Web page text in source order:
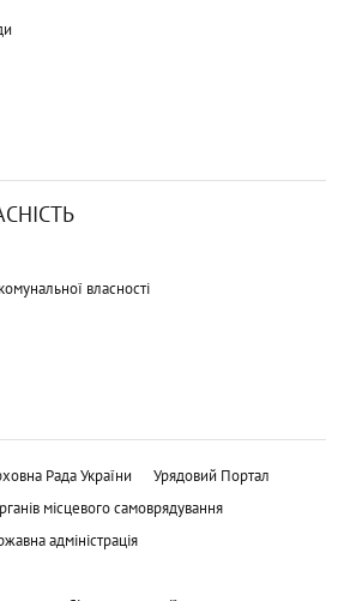
власності
Рада України
Урядовий Портал
місцевого самоврядування
адміністрація